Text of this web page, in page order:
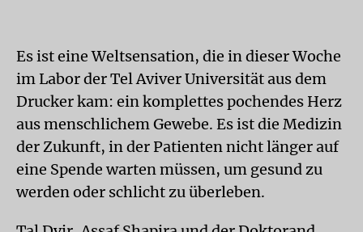
Es ist eine Weltsensation, die in dieser Woche
im Labor der Tel Aviver Universität aus dem
Drucker kam: ein komplettes pochendes Herz
aus menschlichem Gewebe. Es ist die Medizin
der Zukunft, in der Patienten nicht länger auf
eine Spende warten müssen, um gesund zu
werden oder schlicht zu überleben.